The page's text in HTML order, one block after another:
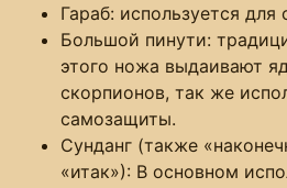
Гараб: используется
Большой пинути:
этого ножа выдаивают
скорпионов, так же
самозащиты.
Сунданг (также
«итак»): В основном